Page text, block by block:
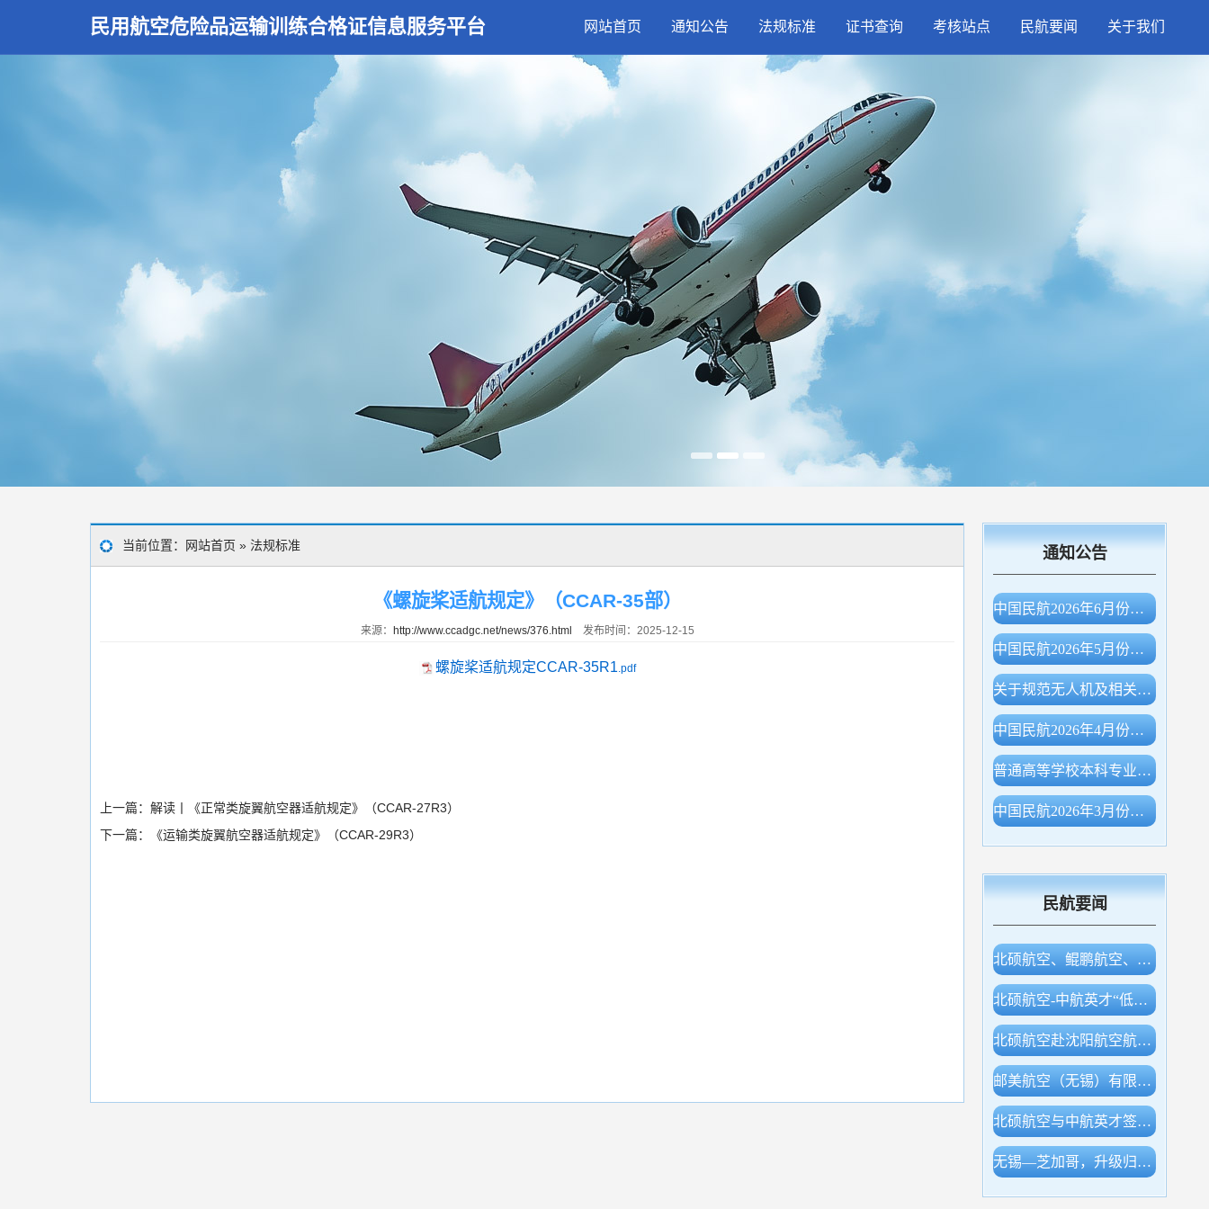
民用航空危险品运输训练合格证信息服务平台 网站首页 通知公告 法规标准 证书查询 考核站点 民航要闻 关于我们
通知公告
中国民航2026年6月份主要生产指标统计
中国民航2026年5月份主要生产指标统计
关于规范无人机及相关物项出口申报的公告（海关总署公告2026年第78号）
中国民航2026年4月份主要生产指标统计
普通高等学校本科专业目录（2026年）
中国民航2026年3月份主要生产指标统计
民航要闻
北硕航空、鲲鹏航空、白鲸航线签约，开展低空产业合作
北硕航空-中航英才“低空经济专业实验室”等同期揭牌
北硕航空赴沈阳航空航天大学调研交流
邮美航空（无锡）有限公司成立！
北硕航空与中航英才签约，开展低空领域多层合作
无锡—芝加哥，升级归来！
当前位置： 网站首页 » 法规标准
《螺旋桨适航规定》（CCAR-35部）
来源： http://www.ccadgc.net/news/376.html 发布时间：2025-12-15
螺旋桨适航规定CCAR-35R1.pdf
上一篇： 解读丨《正常类旋翼航空器适航规定》（CCAR-27R3）
下一篇：
《运输类旋翼航空器适航规定》（CCAR-29R3）